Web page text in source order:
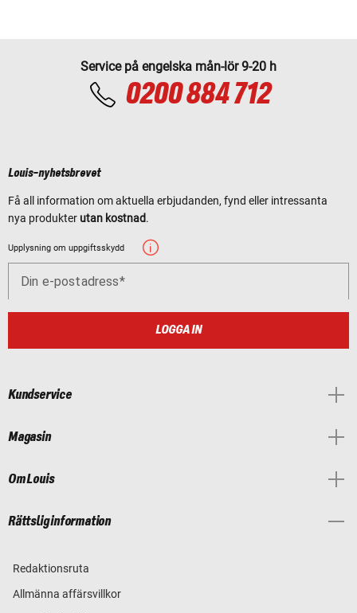
Service på engelska mån-lör 9-20 h
0200 884 712
Louis-nyhetsbrevet
Få all information om aktuella erbjudanden, fynd eller intressanta
nya produkter utan kostnad.
Upplysning om uppgiftsskydd
Din e-postadress
LOGGA IN
Kundservice
Magasin
Om Louis
Rättslig information
Redaktionsruta
Allmänna affärsvillkor